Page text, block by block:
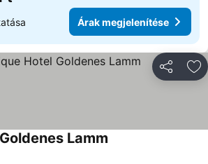
Árak megjelenítése
Lamm